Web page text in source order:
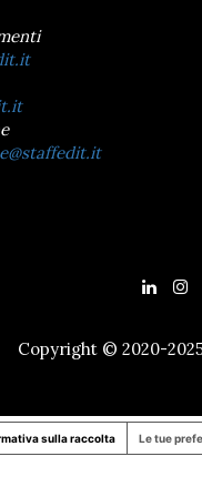
Copyright © 2020-2025
sulla raccolta Le tue